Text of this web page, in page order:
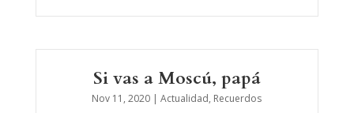
Si vas a Moscú, papá
Nov 11, 2020 |Actualidad, Recuerdos